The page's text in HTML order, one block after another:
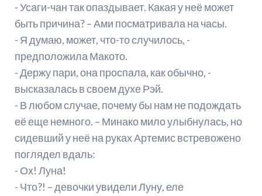
- Усаги-чан так опаздывает. Какая у неё может
быть причина? – Ами посматривала на часы.
- Я думаю, может, что-то случилось, -
предположила Макото.
- Держу пари, она проспала, как обычно, -
высказалась в своем духе Рэй.
- В любом случае, почему бы нам не подождать
её еще немного. – Минако мило улыбнулась, но
сидевший у неё на руках Артемис встревожено
поглядел вдаль:
- Ох! Луна!
- Что?! – девочки увидели Луну, еле